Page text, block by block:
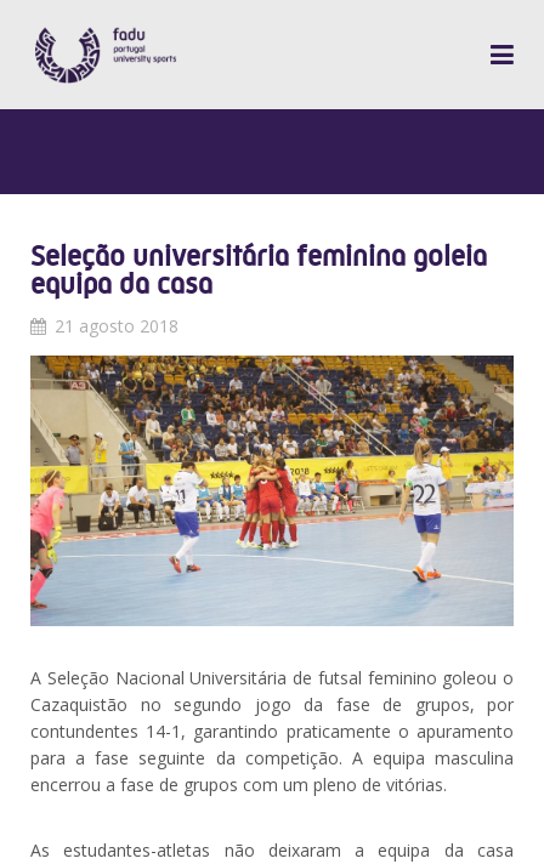
Seleção universitária feminina goleia
equipa da casa
21 agosto 2018
A Seleção Nacional Universitária de futsal feminino goleou o
Cazaquistão no segundo jogo da fase de grupos, por
contundentes 14-1, garantindo praticamente o apuramento
para a fase seguinte da competição. A equipa masculina
encerrou a fase de grupos com um pleno de vitórias.
As estudantes-atletas não deixaram a equipa da casa